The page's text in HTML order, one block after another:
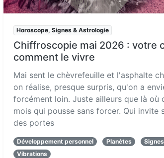
Horoscope, Signes & Astrologie
Chiffroscopie mai 2026 : votre
comment le vivre
Mai sent le chèvrefeuille et l'asphalte
on réalise, presque surpris, qu'on a
forcément loin. Juste ailleurs que là où
mois qui pousse sans forcer. Qui invite
des portes
Développement personnel Planètes
Vibrations